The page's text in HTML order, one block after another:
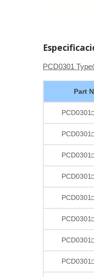
PCD0301
Part